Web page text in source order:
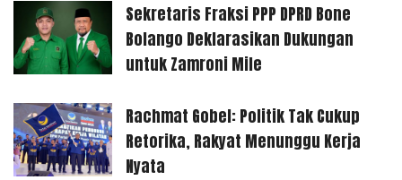
Sekretaris Fraksi PPP DPRD Bone
Bolango Deklarasikan Dukungan
untuk Zamroni Mile
Rachmat Gobel: Politik Tak Cukup
Retorika, Rakyat Menunggu Kerja
Nyata